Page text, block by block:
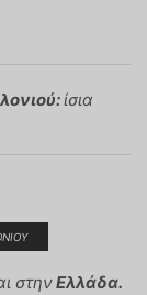
ίσια
στηνΕλλάδα.